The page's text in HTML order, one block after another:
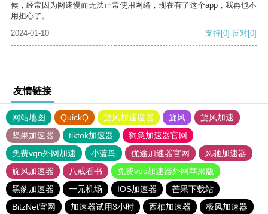
候，经常因为网速慢而无法正常使用网络，现在有了这个app，我再也不
用担心了。
2024-01-10
支持[0] 反对[0]
友情链接
网站地图 QuickQ 旋风加速度器 旋风
旋风加速
坚果加速器
tiktok加速器
狗急加速器官网
免费vqn外网加速
小蓝鸟 优途加速器官网
风驰加速器
旋风加速器
八戒看书
免费vps加速器外网苹果版
黑豹加速器
一元机场 IOS加速器
芒果下载站
BitzNet官网
加速器试用3小时 西柚加速器 极风加速器